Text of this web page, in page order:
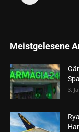
Meistgelesene
3.